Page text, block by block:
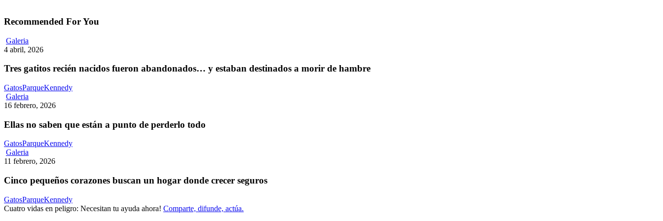
Recommended For You
Galeria
gatitos
nacidos
abandonados…
y
estaban
destinados
morir
hambre
4 abril, 2026
Tres gatitos recién nacidos fueron abandonados… y estaban destinados a morir de hambre
GatosParqueKennedy
Galeria
no
que
a
punto
de
perderlo
16 febrero, 2026
Ellas no saben que están a punto de perderlo todo
GatosParqueKennedy
Galeria
pequeños
buscan
un
hogar
donde
crecer
11 febrero, 2026
Cinco pequeños corazones buscan un hogar donde crecer seguros
GatosParqueKennedy
Cuatro vidas en peligro: Necesitan tu ayuda ahora! Comparte, difunde, actúa.